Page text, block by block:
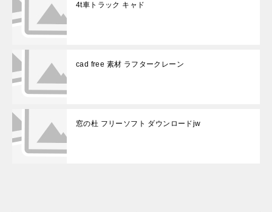
4t車トラック キャド
cad free 素材 ラフタークレーン
窓の杜 フリーソフト ダウンロードjw